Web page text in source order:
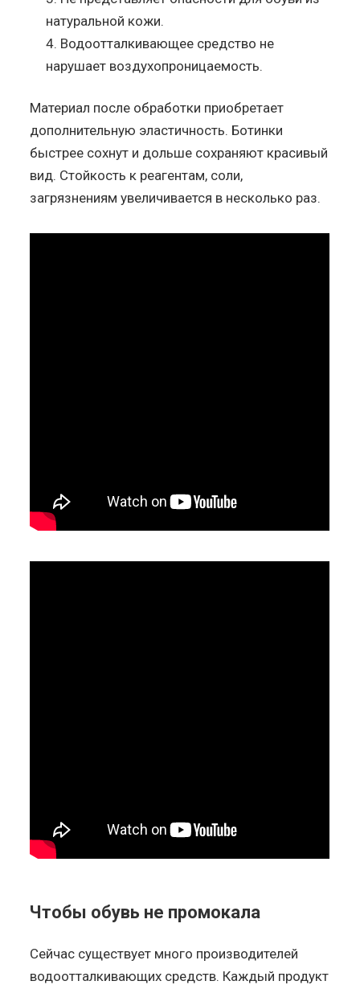
натуральной кожи.
Водоотталкивающее средство не
нарушает воздухопроницаемость.
Материал после обработки приобретает
дополнительную эластичность. Ботинки
быстрее сохнут и дольше сохраняют красивый
вид. Стойкость к реагентам, соли,
загрязнениям увеличивается в несколько раз.
Чтобы обувь не промокала
Сейчас существует много производителей
водоотталкивающих средств. Каждый продукт